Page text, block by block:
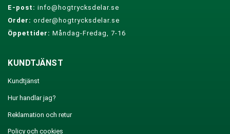
E-post: info@hogtrycksdelar.se
Order: order@hogtrycksdelar.se
Öppettider: Måndag-Fredag, 7-16
KUNDTJÄNST
Kundtjänst
Hur handlar jag?
Reklamation och retur
Policy och cookies